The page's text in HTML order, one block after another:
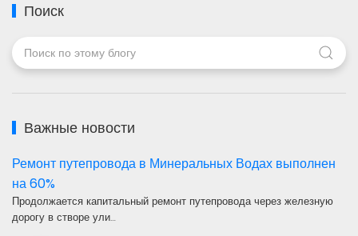
Поиск
Важные новости
Ремонт путепровода в Минеральных Водах выполнен
на 60%
Продолжается капитальный ремонт путепровода через железную
дорогу в створе ули…